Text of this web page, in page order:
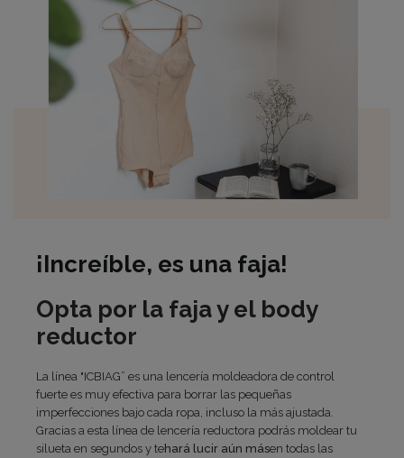
¡Increíble, es una faja!
Opta por la faja y el body
reductor
La línea "ICBIAG” es una lencería moldeadora de control
fuerte es muy efectiva para borrar las pequeñas
imperfecciones bajo cada ropa, incluso la más ajustada.
Gracias a esta línea de lencería reductora podrás moldear tu
silueta en segundos y tehará lucir aún másen todas las